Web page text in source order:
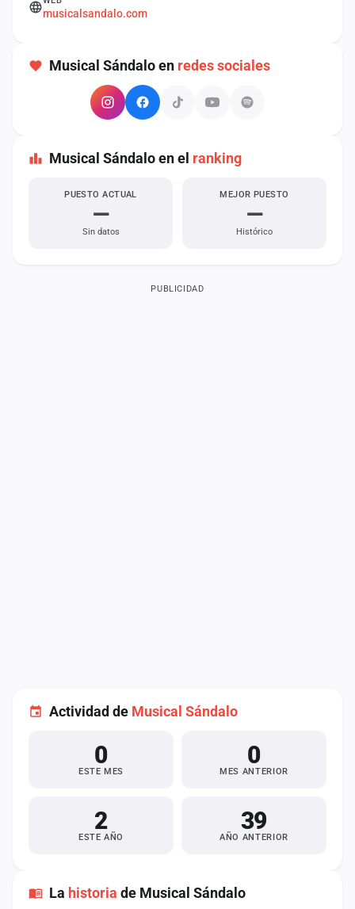
Actividad de Musical Sándalo
0
ESTE MES
0
MES ANTERIOR
2
ESTE AÑO
39
AÑO ANTERIOR
La historia de Musical Sándalo
musicalsandalo.com
Musical Sándalo en redes sociales
Musical Sándalo en el ranking
PUESTO ACTUAL
—
Sin datos
MEJOR PUESTO
—
Histórico
PUBLICIDAD
cuenta